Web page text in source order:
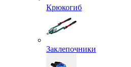
Крюкогиб
Заклепочники